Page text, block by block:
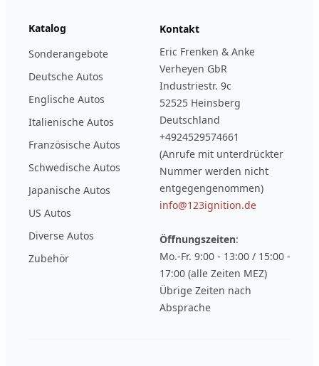
Katalog
Sonderangebote
Deutsche Autos
Englische Autos
Italienische Autos
Französische Autos
Schwedische Autos
Japanische Autos
US Autos
Diverse Autos
Zubehör
Kontakt
Eric Frenken & Anke
Verheyen GbR
Industriestr. 9c
52525 Heinsberg
Deutschland
+4924529574661
(Anrufe mit unterdrückter
Nummer werden nicht
entgegengenommen)
info@123ignition.de
Öffnungszeiten:
Mo.-Fr. 9:00 - 13:00 / 15:00 -
17:00 (alle Zeiten MEZ)
Übrige Zeiten nach
Absprache